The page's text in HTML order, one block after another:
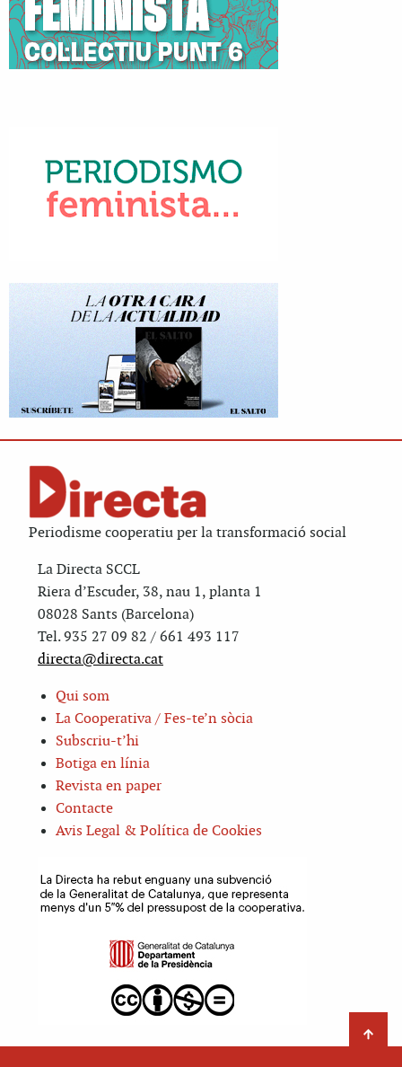
Periodisme cooperatiu per la transformació social
La Directa SCCL
Riera d’Escuder, 38, nau 1, planta 1
08028 Sants (Barcelona)
Tel. 935 27 09 82 / 661 493 117
directa@directa.cat
Qui som
La Cooperativa / Fes-te’n sòcia
Subscriu-t’hi
Botiga en línia
Revista en paper
Contacte
Avis Legal & Política de Cookies